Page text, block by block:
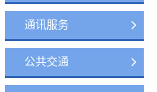
通讯服务
公共交通